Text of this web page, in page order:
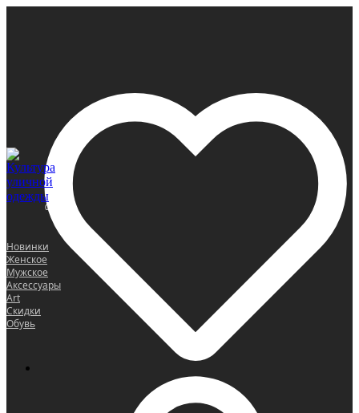
0
Новинки
Женское
Мужское
Аксессуары
Art
Скидки
Обувь